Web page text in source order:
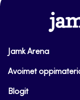
Jamk Arena
Avoimet
Blogit